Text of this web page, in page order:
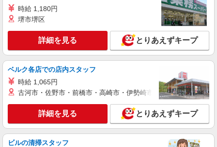
試用期間なし ※残業代支給 ★交通費別途支給（規
と, インセンティブ支給(規定有) ゜・。○。・゜
+゜・。○。・゜+゜
詳細を見る
紹介予定派遣
【楽天モバイル】の店舗スタッフ
時給1650円〜1850円（経験・能力による） ※
残業代支給 ★交通費別途支給（規定あり） ゜
+゜・。○。・゜+゜・。○。・゜+゜ 入社祝い金10
ィブ支給(規定有) ★月2回払い・週払い可能（規程
有）★ ゜・。○。・゜+゜・。○。・゜+゜
島根県松江市の楽天モバイルショップ
詳細を見る
株式会社シエロ
【ソフトバンク】の店舗スタッフ
時給 1,180円
堺市堺区
詳細を見る とりあえずキープ
ベルク各店での店内スタッフ
時給 1,065円
古河市・佐野市・前橋市・高崎市・伊勢崎市・太田市・館林市
詳細を見る とりあえずキープ
ビルの清掃スタッフ